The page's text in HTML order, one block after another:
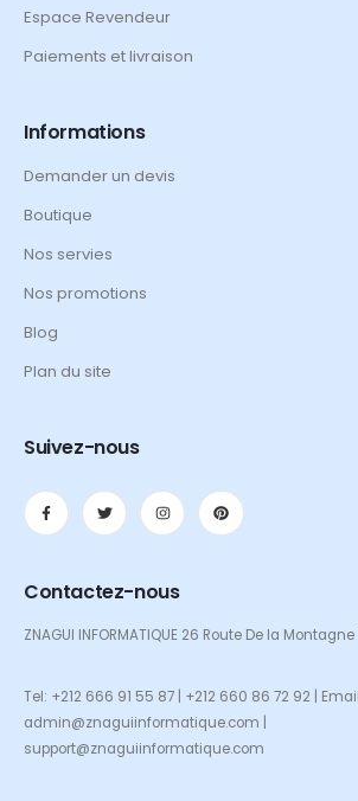
Espace Revendeur
Paiements et livraison
Informations
Demander un devis
Boutique
Nos servies
Nos promotions
Blog
Plan du site
Suivez-nous
Contactez-nous
ZNAGUI INFORMATIQUE 26 Route De la
Tel: +212 666 91 55 87 | +212 660 86 72 92 |
admin@znaguiinformatique.com |
support@znaguiinformatique.com